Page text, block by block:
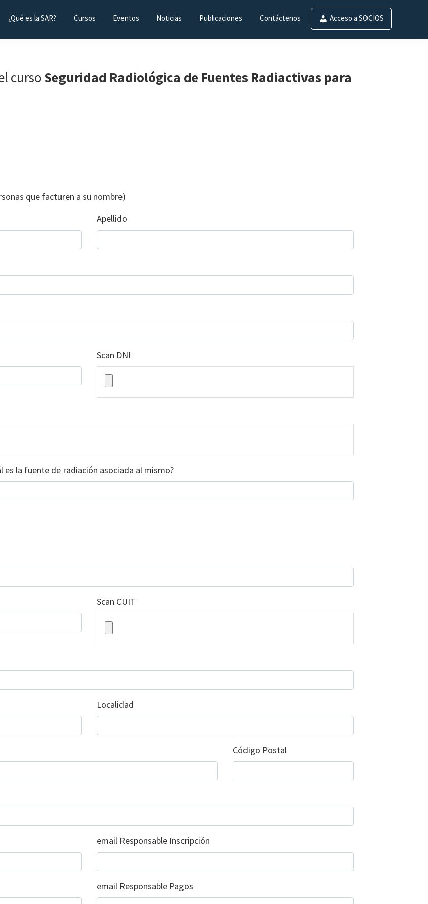
¿Qué es la SAR? Cursos Eventos Noticias Publicaciones Contáctenos Acceso a SOCIOS
curso Seguridad Radiológica de Fuentes Radiactivas para
que facturen a su nombre)
Apellido
Scan DNI
es la fuente de radiación asociada al mismo?
Scan CUIT
Localidad
Código Postal
email Responsable Inscripción
email Responsable Pagos